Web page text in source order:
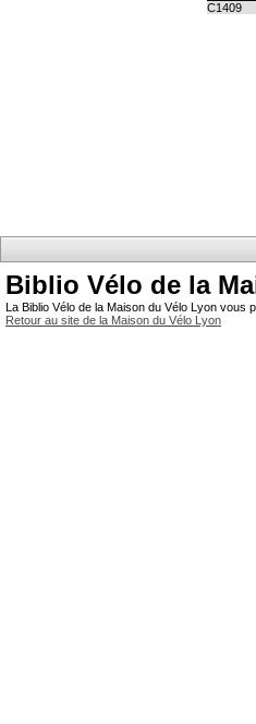
C1409
Biblio Vélo de la
La Biblio Vélo de la Maison du Vélo Lyon
Retour au site de la Maison du Vélo Lyon